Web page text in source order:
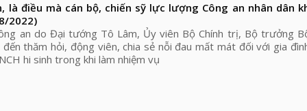
là điều mà cán bộ, chiến sỹ lực lượng Công an nhân dân
2022)
an do Đại tướng Tô Lâm, Ủy viên Bộ Chính trị, Bộ trưởng
thăm hỏi, động viên, chia sẻ nỗi đau mất mát đối với gia
hi sinh trong khi làm nhiệm vụ